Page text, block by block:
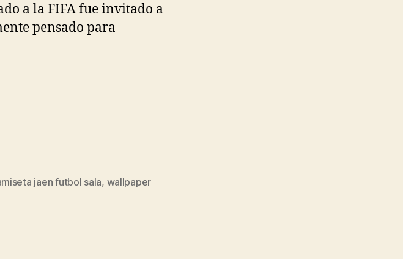
a la FIFA fue invitado a
pensado para
jaen futbol sala, wallpaper